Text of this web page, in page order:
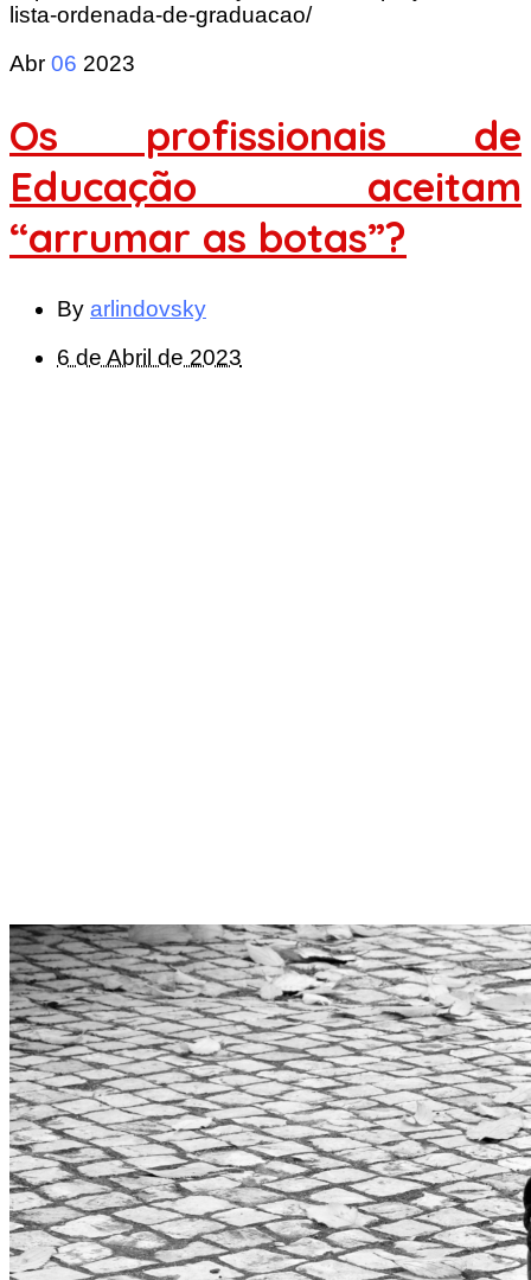
lista-ordenada-de-graduacao/
Abr 06 2023
Os profissionais de
Educação aceitam
“arrumar as botas”?
By arlindovsky
6 de Abril de 2023